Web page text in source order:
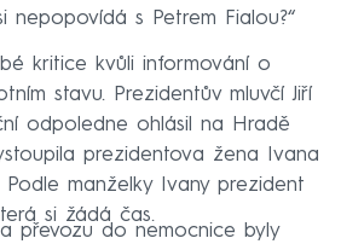
nepopovídá s Petrem Fialou?“
kritice kvůli informování o
stavu. Prezidentův mluvčí Jiří
odpoledne ohlásil na Hradě
prezidentova žena Ivana
manželky Ivany prezident
si žádá čas.
převozu do nemocnice byly